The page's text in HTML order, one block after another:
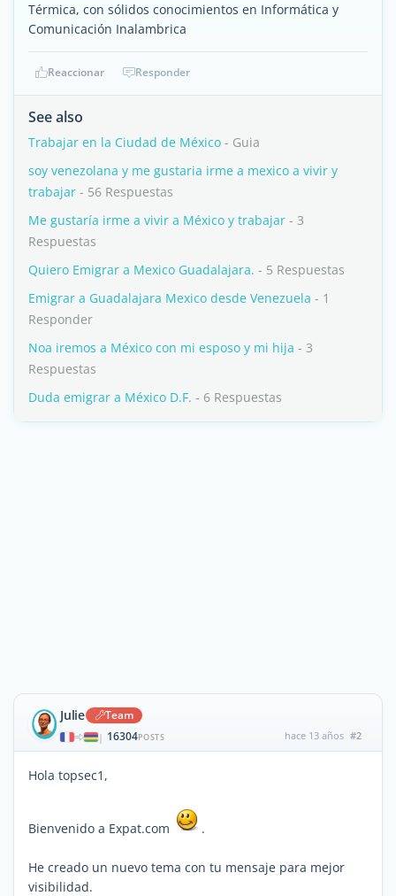
Térmica, con sólidos conocimientos en Informática y
Comunicación Inalambrica
Reaccionar Responder
See also
Trabajar en la Ciudad de México - Guia
soy venezolana y me gustaria irme a mexico a vivir y
trabajar - 56 Respuestas
Me gustaría irme a vivir a México y trabajar - 3
Respuestas
Quiero Emigrar a Mexico Guadalajara. - 5 Respuestas
Emigrar a Guadalajara Mexico desde Venezuela - 1
Responder
Noa iremos a México con mi esposo y mi hija - 3
Respuestas
Duda emigrar a México D.F. - 6 Respuestas
Julie Team
| 16304POSTS hace 13 años #2
Hola topsec1,
Bienvenido a Expat.com .
He creado un nuevo tema con tu mensaje para mejor
visibilidad.